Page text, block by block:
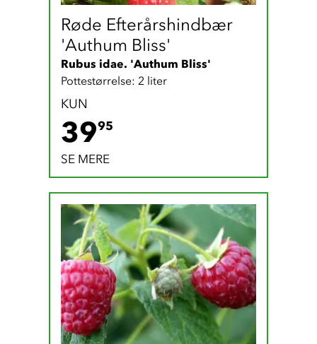
Røde Efterårshindbær
'Authum Bliss'
Rubus idae. 'Authum Bliss'
Pottestørrelse: 2 liter
KUN
3995
SE MERE